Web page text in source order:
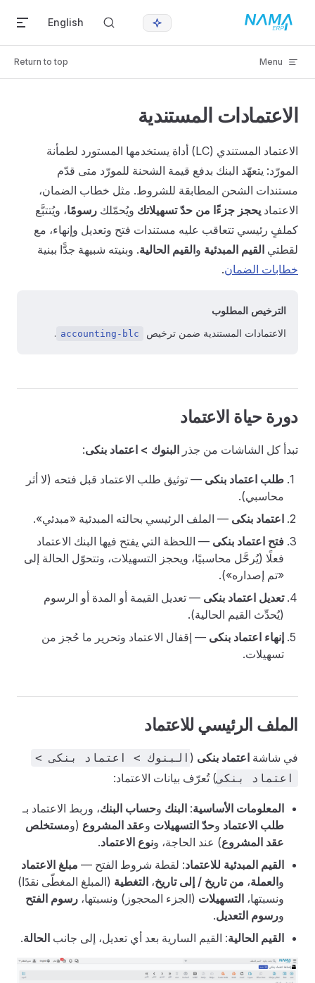
Skip to content
English
Menu
Return to top
الاعتمادات المستندية
الاعتماد المستندي (LC) أداة يستخدمها المستورد لطمأنة
المورّد: يتعهّد البنك بدفع قيمة الشحنة للمورّد متى قدّم
مستندات الشحن المطابقة للشروط. مثل خطاب الضمان،
الاعتماد يحجز جزءًا من حدّ تسهيلاتك ويُحمّلك رسومًا، ويُتتبَّع
كملفٍ رئيسي تتعاقب عليه مستندات فتح وتعديل وإنهاء، مع
لقطتي القيم المبدئية والقيم الحالية. وبنيته شبيهة جدًّا ببنية
خطابات الضمان.
الترخيص المطلوب
الاعتمادات المستندية ضمن ترخيص
accounting-blc
.
دورة حياة الاعتماد
تبدأ كل الشاشات من جذر البنوك > اعتماد بنكى:
طلب اعتماد بنكى — توثيق طلب الاعتماد قبل فتحه (لا أثر
محاسبي).
اعتماد بنكى — الملف الرئيسي بحالته المبدئية «مبدئي».
فتح اعتماد بنكى — اللحظة التي يفتح فيها البنك الاعتماد
فعلًا (يُرحَّل محاسبيًا، ويحجز التسهيلات، وتتحوّل الحالة إلى
«تم إصداره»).
تعديل اعتماد بنكى — تعديل القيمة أو المدة أو الرسوم
(يُحدِّث القيم الحالية).
إنهاء اعتماد بنكى — إقفال الاعتماد وتحرير ما حُجز من
تسهيلات.
الملف الرئيسي للاعتماد
في شاشة اعتماد بنكى ( البنوك > اعتماد بنكى >
اعتماد بنكى) تُعرّف بيانات الاعتماد:
المعلومات الأساسية: البنك وحساب البنك، وربط الاعتماد بـ
طلب الاعتماد وحدّ التسهيلات وعقد المشروع (ومستخلص
عقد المشروع) عند الحاجة، ونوع الاعتماد.
القيم المبدئية للاعتماد: لقطة شروط الفتح — مبلغ الاعتماد
والعملة، من تاريخ / إلى تاريخ، التغطية (المبلغ المغطّى نقدًا)
ونسبتها، التسهيلات (الجزء المحجوز) ونسبتها، رسوم الفتح
ورسوم التعديل.
القيم الحالية: القيم السارية بعد أي تعديل، إلى جانب الحالة.